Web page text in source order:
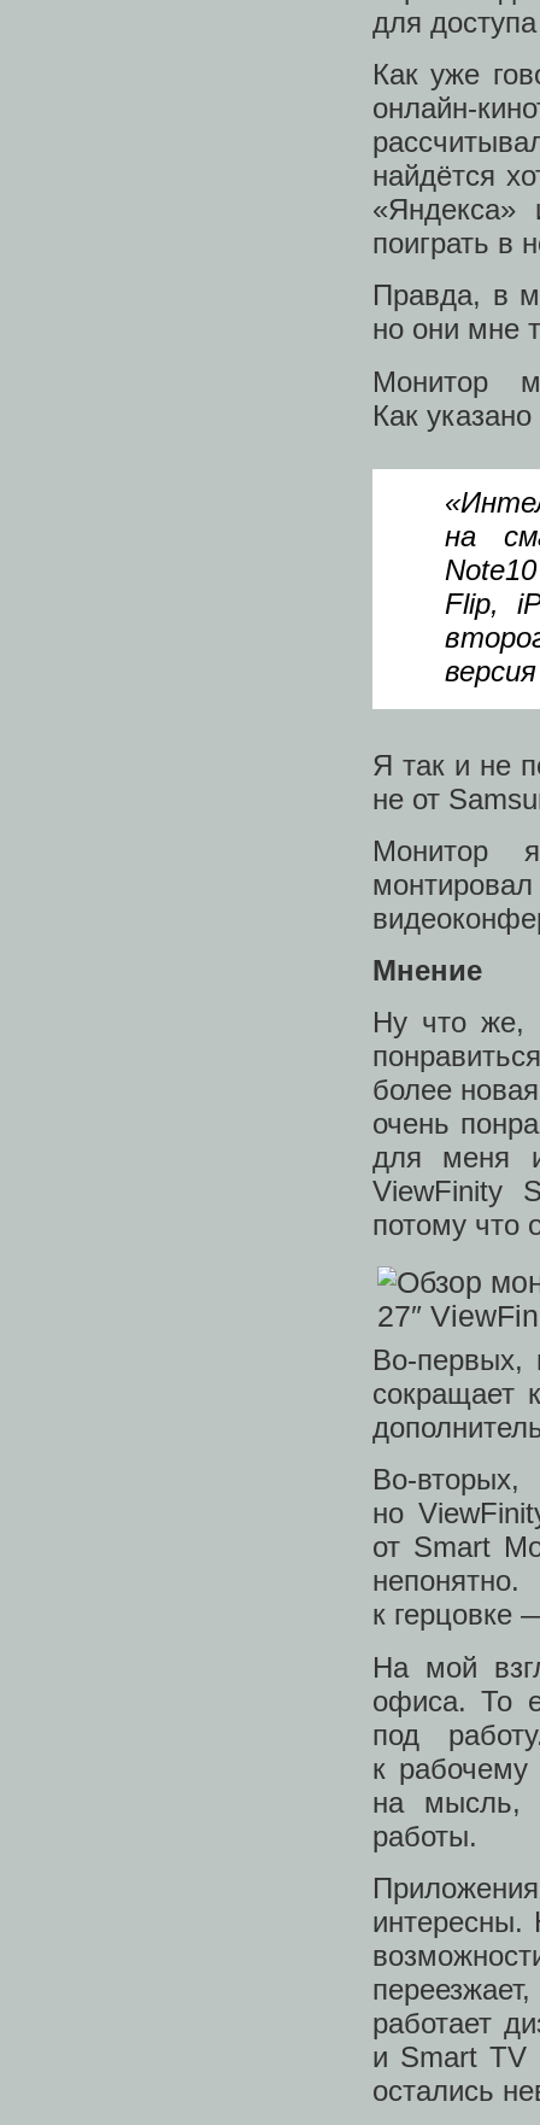
для
Как уже
найдётся
поиграть в
Правда, в
но они мне
Монитор
Как
на
Flip,
Я так и не
не от
Монитор
Мнение
Ну что же,
более
очень
для меня
ViewFinity
потому что
сокращает
но
от Smart
к герцовке
На мой
офиса. То
под
к
на мысль,
работы.
интересны.
работает
и Smart TV
остались